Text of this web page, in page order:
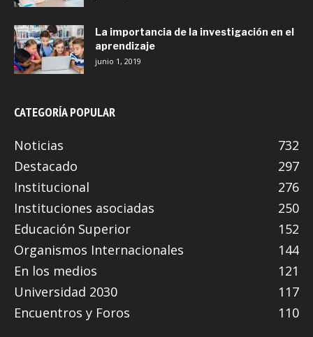
La importancia de la investigación en el
aprendizaje
junio 1, 2019
CATEGORÍA POPULAR
Noticias
732
Destacado
297
Institucional
276
Instituciones asociadas
250
Educación Superior
152
Organismos Internacionales
144
En los medios
121
Universidad 2030
117
Encuentros y Foros
110